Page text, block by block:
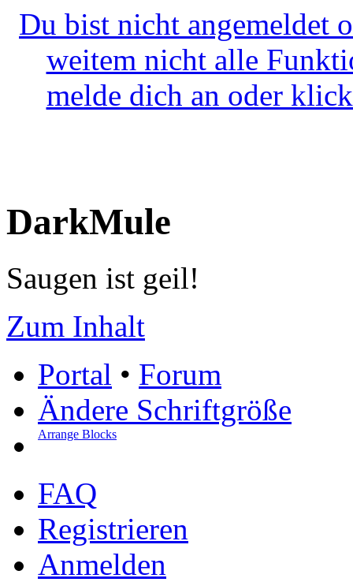
Du bist nicht angemeldet
weitem nicht alle
melde dich an oder
DarkMule
Saugen ist geil!
Zum Inhalt
Portal • Forum
Ändere Schriftgröße
Arrange Blocks
FAQ
Registrieren
Anmelden